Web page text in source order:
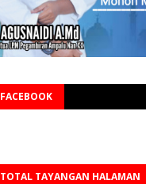
FACEBOOK
TOTAL TAYANGAN HALAMAN